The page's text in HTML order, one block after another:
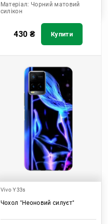
Матеріал: Чорний матовий
силікон
430 ₴ Купити
Vivo Y33s
Чохол "Неоновий силуєт"